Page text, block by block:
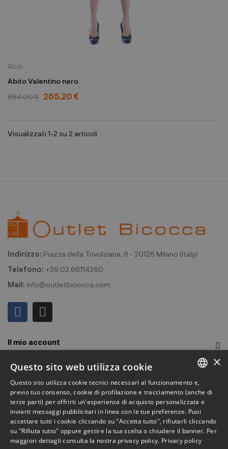
Abiti
Abito Valentino nero
884,00 € 265,20 €
Visualizzati 1-2 su 2 articoli
Indirizzo: Piazza della Trivulziana, 6 - 20126 Milano (Italy)
Telefono: +39 02.66114260
Mail: info@outletbicocca.com
Il mio account
Outlet Bicocca
Iscriviti alla Newsletter
Iscriviti per ricevere accesso anticipato a saldi, ultimi arrivi,
promozioni e molto altro.
ITALIAN
ENGLISH
FRENCH
GERMAN
×
Questo sito web utilizza cookie
Questo sito utilizza cookie tecnici necessari al funzionamento e,
previo tuo consenso, cookie di profilazione e tracciamento (anche di
terze parti) per offrirti un'esperienza di acquisto personalizzata e
inviarti messaggi pubblicitari in linea con le tue preferenze. Puoi
accettare tutti i cookie cliccando su "Accetta tutto", rifiutarli cliccando
su "Rifiuta tutto" oppure gestire la tua scelta o chiudere il banner. Per
maggiori dettagli consulta la nostra privacy policy. Privacy policy